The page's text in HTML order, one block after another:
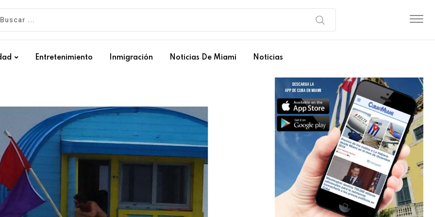
Entretenimiento Inmigración Noticias De Miami Noticias